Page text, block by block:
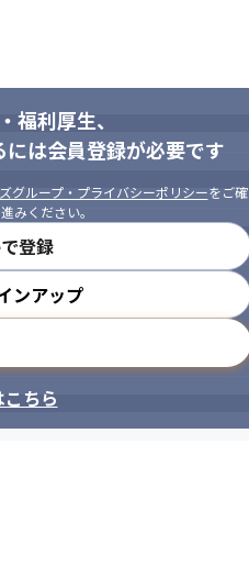
福利厚生、
は会員登録が必要です
グループ・プライバシーポリシーをご確
みください。
登録
ンアップ
ちら